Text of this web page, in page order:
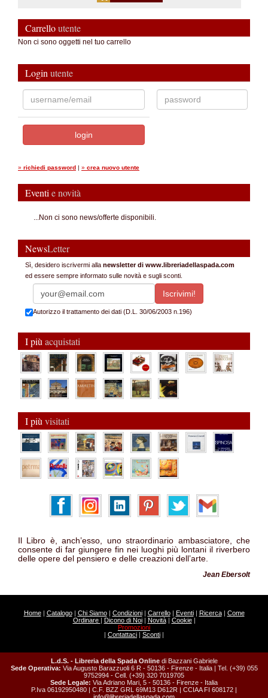
Carrelloutente
Non ci sono oggetti nel tuo carrello
Login utente
» richiedi password | » crea nuovo utente
Eventi e novità
...Non ci sono news/offerte disponibili.
NewsLetter
Sì, desidero iscrivermi alla newsletter di www.libreriadellaspada.com
ed essere sempre informato sulle novità e sugli sconti.
Autorizzo il trattamento dei dati (D.L. 30/06/2003 n.196)
I più acquistati
I più visitati
Il Libro è, anch’esso, uno straordinario ambasciatore, che
consente di far giungere fin nei luoghi più lontani il riverbero
delle opere del pensiero e delle creazioni dell’arte.
Jean Ebersolt
Home| Catalogo| Chi Siamo| Condizioni| Carrello| Eventi| Ricerca| Come
Ordinare | Dicono di Noi| Novità| Cookie|
Promozioni
| Contattaci | Sconti |
L.d.S. - Libreria della Spada Online di Bazzani Gabriele
Sede Operativa: Via Augusto Barazzuoli 6 R - 50136 - Firenze - Italia | Tel. (+39) 055
9752994 - Cell. (+39) 320 7019705
Sede Legale: Via Adriano Mari, 5 - 50136 - Firenze - Italia
P.Iva 06192950480 | C.F. BZZ GRL 69M13 D612R | CCIAA FI 608172 |